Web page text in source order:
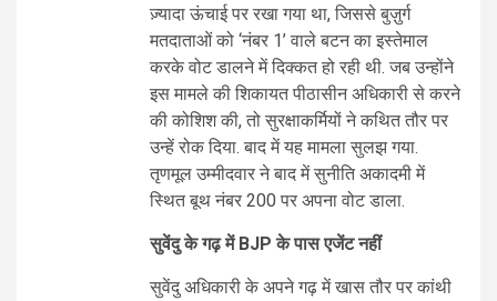
ज़्यादा ऊंचाई पर रखा गया था, जिससे बुज़ुर्ग
मतदाताओं को ‘नंबर 1’ वाले बटन का इस्तेमाल
करके वोट डालने में दिक्कत हो रही थी. जब उन्होंने
इस मामले की शिकायत पीठासीन अधिकारी से करने
की कोशिश की, तो सुरक्षाकर्मियों ने कथित तौर पर
उन्हें रोक दिया. बाद में यह मामला सुलझ गया.
तृणमूल उम्मीदवार ने बाद में सुनीति अकादमी में
स्थित बूथ नंबर 200 पर अपना वोट डाला.
सुवेंदु के गढ़ में BJP के पास एजेंट नहीं
सुवेंदु अधिकारी के अपने गढ़ में खास तौर पर कांथी